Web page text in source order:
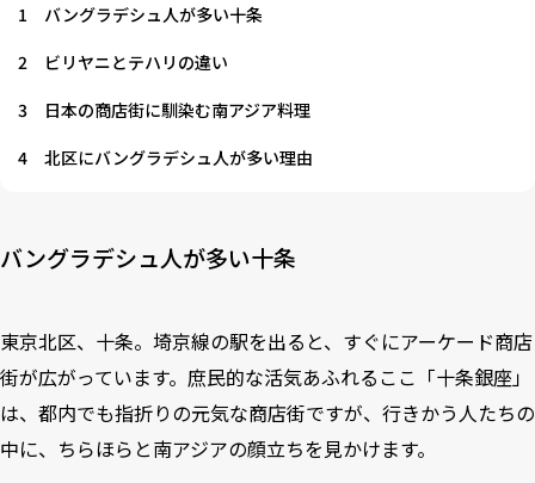
1
バングラデシュ人が多い十条
2
ビリヤニとテハリの違い
3
日本の商店街に馴染む南アジア料理
4
北区にバングラデシュ人が多い理由
バングラデシュ人が多い十条
東京北区、十条。埼京線の駅を出ると、すぐにアーケード商店
街が広がっています。庶民的な活気あふれるここ「十条銀座」
は、都内でも指折りの元気な商店街ですが、行きかう人たちの
中に、ちらほらと南アジアの顔立ちを見かけます。